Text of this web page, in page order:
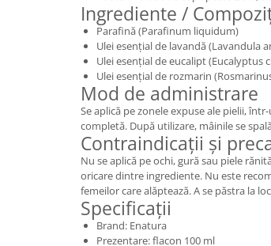
Ingrediente /
Parafină (Parafinum liquidum)
Ulei esențial de lavandă (Lavandula
Ulei esențial de eucalipt (Eucalyptus
Ulei esențial de rozmarin
Mod de administrare
Se aplică pe zonele expuse ale pielii,
completă. După utilizare, mâinile se
Contraindicații și
Nu se aplică pe ochi, gură sau piele
oricare dintre ingrediente. Nu este
femeilor care alăptează. A se păstra la
Specificații
Brand: Enatura
Prezentare: flacon 100 ml